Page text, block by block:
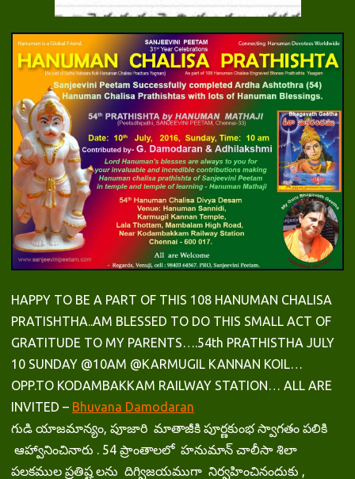
HAPPY TO BE A PART OF THIS 108 HANUMAN CHALISA
PRATISHTHA..AM BLESSED TO DO THIS SMALL ACT OF
GRATITUDE TO MY PARENTS….54th PRATHISTHA JULY
10 SUNDAY @10AM @KARMUGIL KANNAN KOIL…
OPP.TO KODAMBAKKAM RAILWAY STATION… ALL ARE
INVITED – Bhuvana Damodaran
గుడి యాజమాన్యం, పూజారి మాతాజీకి పూర్ణకుంభ స్వాగతం పలికి
ఆహ్వానించినారు . 54 ప్రాంతాలలో హనుమాన్ చాలీసా శిలా
పలకముల ప్రతిష్ట లను దిగ్విజయముగా నిర్వహించినందుకు ,